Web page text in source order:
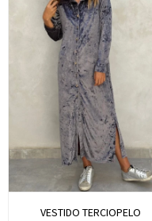
VESTIDO TERCIOPELO